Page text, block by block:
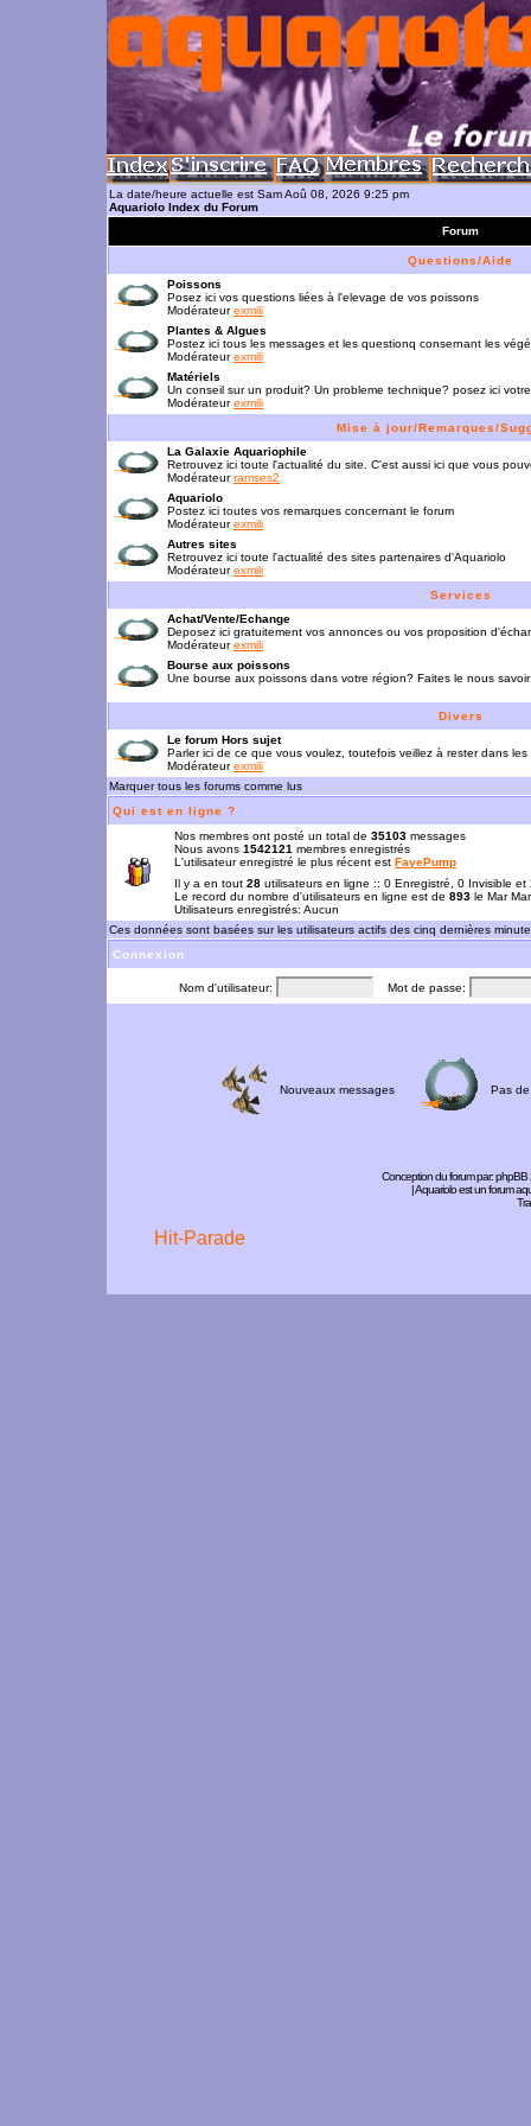
La date/heure actuelle est Sam Aoû 08, 2026 9:25 pm
Aquariolo Index du Forum
Forum
Questions/Aide
Poissons
Posez ici vos questions liées à l'elevage de vos poissons
Modérateurexmili
Plantes & Algues
Postez ici tous les messages et les questionq consernant les
Modérateurexmili
Matériels
Un conseil sur un produit? Un probleme technique? posez ici
Modérateurexmili
Mise à jour/Remarques/
La Galaxie Aquariophile
Retrouvez ici toute l'actualité du site. C'est aussi ici que vous
Modérateurramses2
Aquariolo
Postez ici toutes vos remarques concernant le forum
Modérateurexmili
Autres sites
Retrouvez ici toute l'actualité des sites partenaires d'Aquariolo
Modérateurexmili
Services
Achat/Vente/Echange
Deposez ici gratuitement vos annonces ou vos proposition
Modérateurexmili
Bourse aux poissons
Une bourse aux poissons dans votre région? Faites le nous savoir
Divers
Le forum Hors sujet
Parler ici de ce que vous voulez, toutefois veillez à rester dans les
Modérateurexmili
Marquer tous les forums comme lus
Qui est en ligne ?
Nos membres ont posté un total de 35103 messages
Nous avons 1542121 membres enregistrés
L'utilisateur enregistré le plus récent est FayePump
Il y a en tout 28 utilisateurs en ligne :: 0 Enregistré, 0 Invisible
Le record du nombre d'utilisateurs en ligne est de 893 le Mar
Utilisateurs enregistrés: Aucun
Ces données sont basées sur les utilisateurs actifs des cinq dernières
Connexion
Nom d'utilisateur: Mot de passe:
Nouveaux messages Pas
Conception du forum par:phpBB
| Aquariolo est un forum